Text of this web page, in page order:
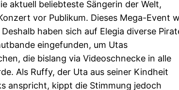
aktuell beliebteste Sängerin der Welt,
vor Publikum. Dieses Mega-Event
haben sich auf Elegia diverse
eingefunden, um Utas
die bislang via Videoschnecke in alle
Als Ruffy, der Uta aus seiner Kindheit
anspricht, kippt die Stimmung jedoch